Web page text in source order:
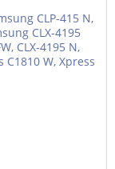
CLP-415 N,
CLX-4195
CLX-4195 N,
C1810 W, Xpress